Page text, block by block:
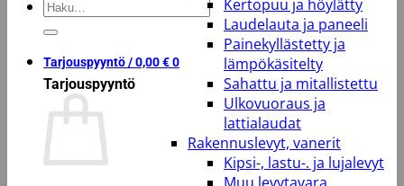
Etsi:
Tarjouspyyntö /0,00€0
Tarjouspyyntö
Kertopuu ja höylätty
Laudelauta ja paneeli
Painekyllästetty ja
lämpökäsitelty
Sahattu ja mitallistettu
Ulkovuoraus ja
lattialaudat
Rakennuslevyt, vanerit
Kipsi-, lastu-. ja lujalevyt